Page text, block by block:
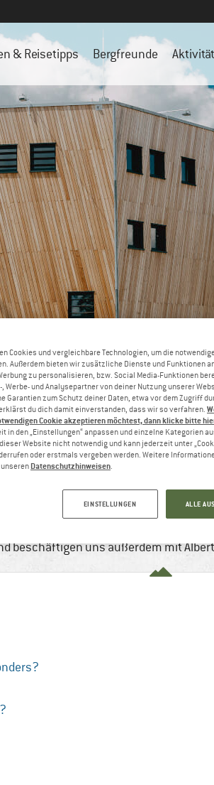
& Reisetipps Bergfreunde
DER WELT: DIE
In diesem Artikel erfährst Du, wie es
beschäftigen uns außerdem mit
Cookies und vergleichbare Technologien, um die
Außerdem bieten wir zusätzliche Dienste und Funktionen
zu personalisieren, bzw. Social Media-Funktionen
, Werbe- und Analysepartner von deiner Nutzung unserer
Garantien zum Schutz deiner Daten, etwa vor dem Zugriff
du dich damit einverstanden, dass wir so verfahren.
Cookie akzeptieren möchtest, dann klicke bitte
in den „Einstellungen“ anpassen und einzelne Kategorien
Website nicht notwendig und kann jederzeit unter
oder erstmals vergeben werden. Weitere
Datenschutzhinweisen.
EINSTELLUNGEN ALLE